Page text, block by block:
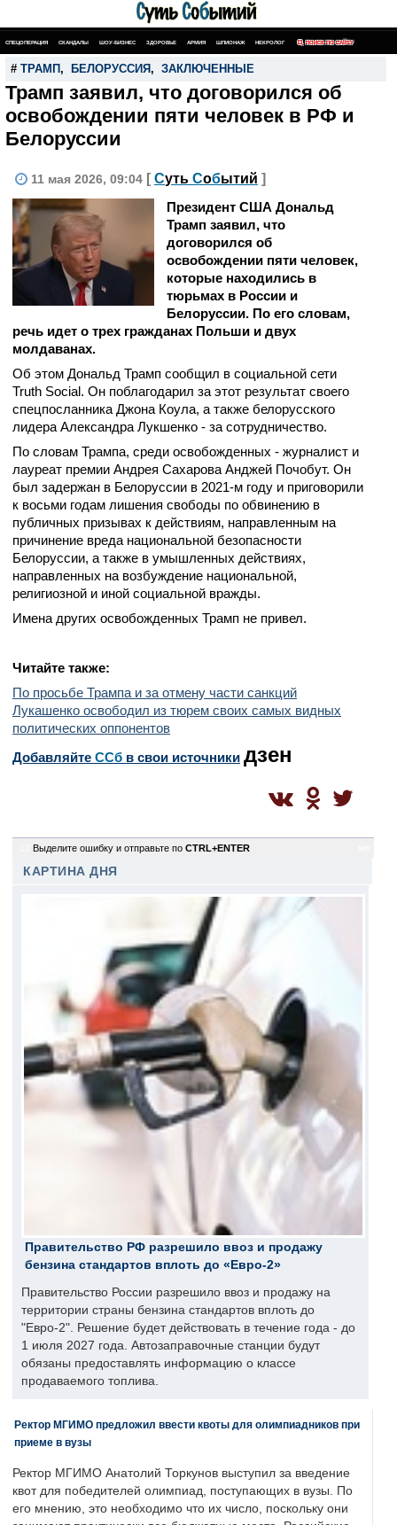
СПЕЦОПЕРАЦИЯ СКАНДАЛЫ ШОУ-БИЗНЕС ЗДОРОВЬЕ АРМИЯ ШПИОНАЖ НЕКРОЛОГ ПОИСК ПО САЙТУ
# ТРАМП , БЕЛОРУССИЯ , ЗАКЛЮЧЕННЫЕ
Трамп заявил, что договорился об
освобождении пяти человек в РФ и
Белоруссии
11 мая 2026, 09:04 [ Суть Событий ]
Президент США Дональд
Трамп заявил, что
договорился об
освобождении пяти человек,
которые находились в
тюрьмах в России и
Белоруссии. По его словам,
речь идет о трех гражданах Польши и двух
молдаванах.
Об этом Дональд Трамп сообщил в социальной сети
Truth Social. Он поблагодарил за этот результат своего
спецпосланника Джона Коула, а также белорусского
лидера Александра Лукшенко - за сотрудничество.
По словам Трампа, среди освобожденных - журналист и
лауреат премии Андрея Сахарова Анджей Почобут. Он
был задержан в Белоруссии в 2021-м году и приговорили
к восьми годам лишения свободы по обвинению в
публичных призывах к действиям, направленным на
причинение вреда национальной безопасности
Белоруссии, а также в умышленных действиях,
направленных на возбуждение национальной,
религиозной и иной социальной вражды.
Имена других освобожденных Трамп не привел.
Читайте также:
По просьбе Трампа и за отмену части санкций
Лукашенко освободил из тюрем своих самых видных
политических оппонентов
Добавляйте CСб в свои источники дзен
Выделите ошибку и отправьте по CTRL+ENTER
КАРТИНА ДНЯ
Правительство РФ разрешило ввоз и продажу
бензина стандартов вплоть до «Евро-2»
Правительство России разрешило ввоз и продажу на
территории страны бензина стандартов вплоть до
"Евро-2". Решение будет действовать в течение года - до
1 июля 2027 года. Автозаправочные станции будут
обязаны предоставлять информацию о классе
продаваемого топлива.
Ректор МГИМО предложил ввести квоты для олимпиадников при
приеме в вузы
Ректор МГИМО Анатолий Торкунов выступил за введение
квот для победителей олимпиад, поступающих в вузы. По
его мнению, это необходимо что их число, поскольку они